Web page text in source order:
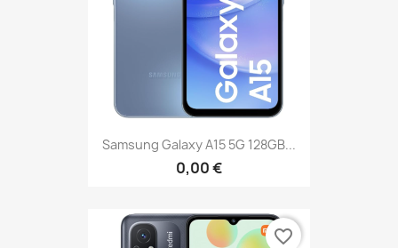
Samsung Galaxy A15 5G 128GB...
0,00 €
favorite_border